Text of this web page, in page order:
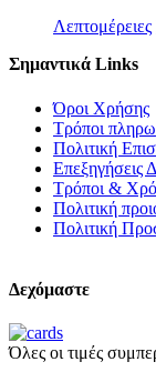
Λεπτομέρειες
Σημαντικά Links
Όροι Χρήσης
Τρόποι
Πολιτική
Επεξηγήσεις
Τρόποι &
Πολιτική
Πολιτική
Δεχόμαστε
Όλες οι τιμές